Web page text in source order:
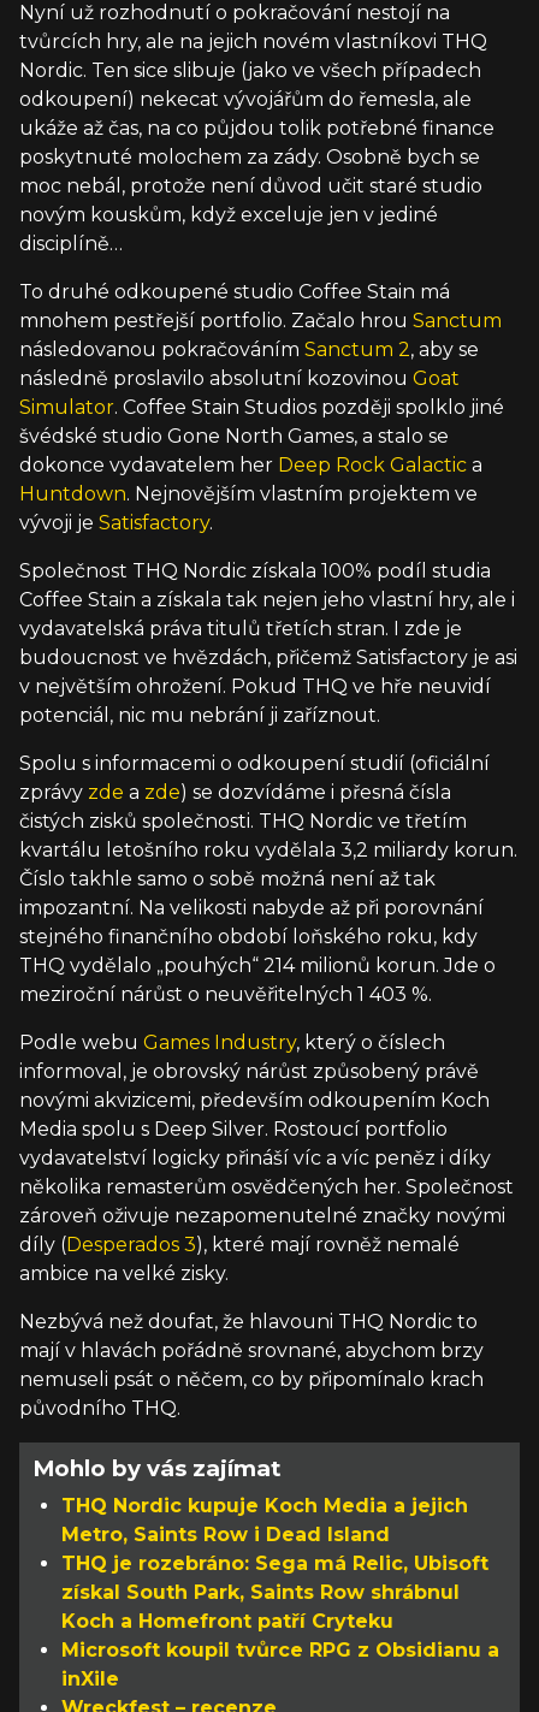
Nyní už rozhodnutí o pokračování nestojí na
tvůrcích hry, ale na jejich novém vlastníkovi THQ
Nordic. Ten sice slibuje (jako ve všech případech
odkoupení) nekecat vývojářům do řemesla, ale
ukáže až čas, na co půjdou tolik potřebné finance
poskytnuté molochem za zády. Osobně bych se
moc nebál, protože není důvod učit staré studio
novým kouskům, když exceluje jen v jediné
disciplíně…
To druhé odkoupené studio Coffee Stain má
mnohem pestřejší portfolio. Začalo hrou Sanctum
následovanou pokračováním Sanctum 2, aby se
následně proslavilo absolutní kozovinou Goat
Simulator. Coffee Stain Studios později spolklo jiné
švédské studio Gone North Games, a stalo se
dokonce vydavatelem her Deep Rock Galactic a
Huntdown. Nejnovějším vlastním projektem ve
vývoji je Satisfactory.
Společnost THQ Nordic získala 100% podíl studia
Coffee Stain a získala tak nejen jeho vlastní hry, ale i
vydavatelská práva titulů třetích stran. I zde je
budoucnost ve hvězdách, přičemž Satisfactory je asi
v největším ohrožení. Pokud THQ ve hře neuvidí
potenciál, nic mu nebrání ji zaříznout.
Spolu s informacemi o odkoupení studií (oficiální
zprávy zde a zde) se dozvídáme i přesná čísla
čistých zisků společnosti. THQ Nordic ve třetím
kvartálu letošního roku vydělala 3,2 miliardy korun.
Číslo takhle samo o sobě možná není až tak
impozantní. Na velikosti nabyde až při porovnání
stejného finančního období loňského roku, kdy
THQ vydělalo „pouhých“ 214 milionů korun. Jde o
meziroční nárůst o neuvěřitelných 1 403 %.
Podle webu Games Industry, který o číslech
informoval, je obrovský nárůst způsobený právě
novými akvizicemi, především odkoupením Koch
Media spolu s Deep Silver. Rostoucí portfolio
vydavatelství logicky přináší víc a víc peněz i díky
několika remasterům osvědčených her. Společnost
zároveň oživuje nezapomenutelné značky novými
díly (Desperados 3), které mají rovněž nemalé
ambice na velké zisky.
Nezbývá než doufat, že hlavouni THQ Nordic to
mají v hlavách pořádně srovnané, abychom brzy
nemuseli psát o něčem, co by připomínalo krach
původního THQ.
Mohlo by vás zajímat
THQ Nordic kupuje Koch Media a jejich
Metro, Saints Row i Dead Island
THQ je rozebráno: Sega má Relic, Ubisoft
získal South Park, Saints Row shrábnul
Koch a Homefront patří Cryteku
Microsoft koupil tvůrce RPG z Obsidianu a
inXile